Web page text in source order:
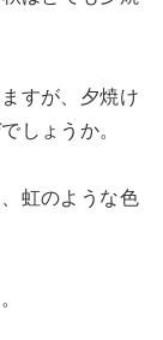
すが、夕焼け
しょうか。
虹のような色